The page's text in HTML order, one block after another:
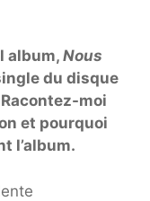
album, Nous
du disque
moi
et pourquoi
l’album.